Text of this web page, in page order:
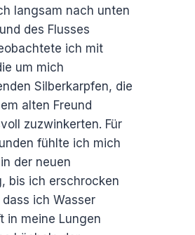
langsam nach unten
des Flusses
ich mit
um mich
Silberkarpfen, die
alten Freund
zuzwinkerten. Für
fühlte ich mich
der neuen
bis ich erschrocken
ich Wasser
in meine Lungen